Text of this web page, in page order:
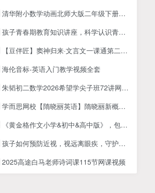
清华附小数学动画北师大版二年级下册（39集全）
孩子青春期教育知识讲座，科学认识青春期，准确引导孩子
【豆伴匠】窦神归来·文言文一课通第二季50讲 | 三年级至高三 全套视频+配套资料
海伦音标-英语入门教学视频全套
朱韬初二数学2026希望学尖子班72讲网课视频
学而思网校【隋晓丽英语】隋晓丽新概念英语之直击中考课堂(资源合计1.59GB）
《黄金格作文小学&初中&高中版》，包含词句导引&章法导引&按格有序作文训练法三大方法 视频+教材
孩子如何预防近视，视远离眼疾，守护孩子眼睛健康
2025高途白马老师诗词课115节网课视频